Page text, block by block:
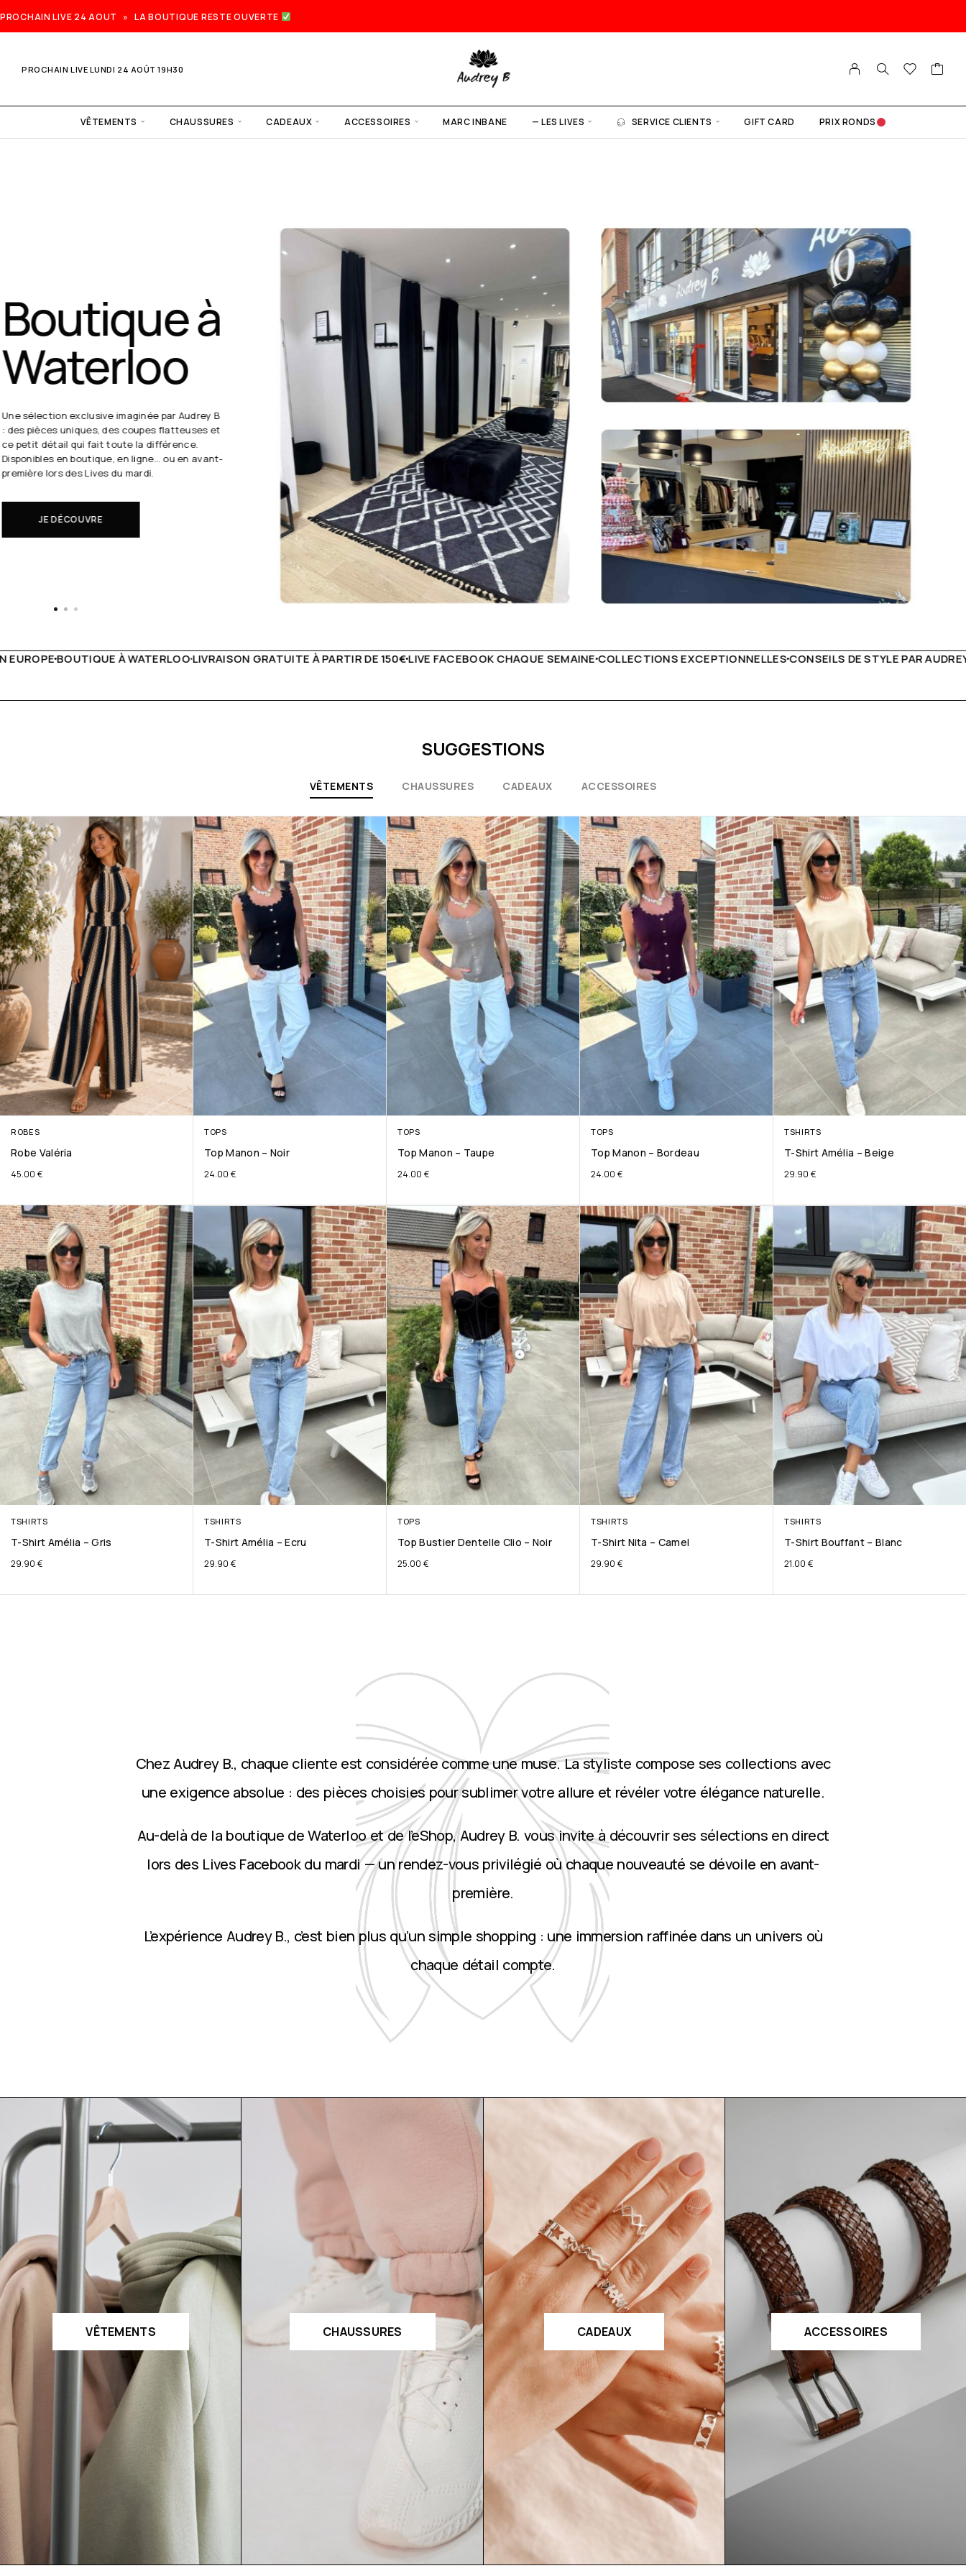
PROCHAIN LIVE 24 AOUT » LA BOUTIQUE RESTE OUVERTE
PROCHAIN LIVE LUNDI 24 AOÛT 19H30
VÊTEMENTS CHAUSSURES CADEAUX ACCESSOIRES MARC INBANE — LES LIVES SERVICE CLIENTS GIFT CARD PRIX RONDS
live lundi
24 août
19h30
Chaque semaine, Audrey B. dévoile ses coups
de cœur en direct.
GRATUITE À PARTIR DE 150€LIVE FACEBOOK CHAQUE SEMAINECOLLECTIONS EXCEPTIONNELLESCONSEILS DE STYLE PAR AUDREY B LIVRAISON PARTOUT EN
SUGGESTIONS
VÊTEMENTS CHAUSSURES CADEAUX ACCESSOIRES
ROBES
Robe Valéria
45.00 €
TOPS
Top Manon – Noir
24.00 €
TOPS
Top Manon – Taupe
24.00 €
TOPS
Top Manon – Bordeau
24.00 €
TSHIRTS
T-Shirt Amélia – Beige
29.90 €
TSHIRTS
T-Shirt Amélia – Gris
29.90 €
TSHIRTS
T-Shirt Amélia – Ecru
29.90 €
TOPS
Top Bustier Dentelle Clio – Noir
25.00 €
TSHIRTS
T-Shirt Nita – Camel
29.90 €
TSHIRTS
T-Shirt Bouffant – Blanc
21.00 €
Chez Audrey B., chaque cliente est considérée comme une muse. La styliste compose ses collections avec
une exigence absolue : des pièces choisies pour sublimer votre allure et révéler votre élégance naturelle.
Au-delà de la boutique de Waterloo et de l’eShop, Audrey B. vous invite à découvrir ses sélections en direct
lors des Lives Facebook du mardi — un rendez-vous privilégié où chaque nouveauté se dévoile en avant-
première.
L’expérience Audrey B., c’est bien plus qu’un simple shopping : une immersion raffinée dans un univers où
chaque détail compte.
VÊTEMENTS CHAUSSURES CADEAUX ACCESSOIRES